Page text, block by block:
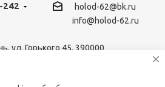
242
holod-62@bk.ru
info@holod-62.ru
ул. Горького 45, 390000